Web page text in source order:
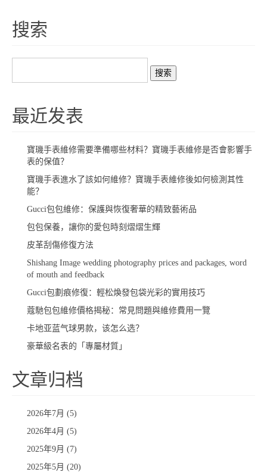
搜索
最近发表
​寶璣手表維修需要準備哪些材料？寶璣手表維修是否會影響手
表的保值？
​寶璣手表進水了該如何維修？寶璣手表維修後如何檢測其性
能？
Gucci包包維修：保護與恢復奢華的精致藝術品
包包保養，讓你的愛包時刻熠熠生輝
​皮革刮傷修復方法
Shishang Image wedding photography prices and packages, word
of mouth and feedback
​Gucci包劃痕修復：輕松煥發包袋光彩的實用技巧
蔻馳包包維修價格揭秘：常見問題與維修費用一覽
卡地亚蓝气球男款，该怎么选？
豪華級名表的「專屬材質」
文章归档
2026年7月 (5)
2026年4月 (5)
2025年9月 (7)
2025年5月 (20)